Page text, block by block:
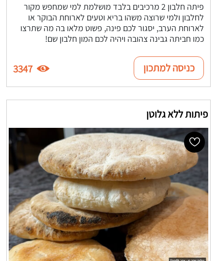
פיתה חלבון 2 מרכיבים בלבד מושלמת למי שמחפש מקור
לחלבון ולמי שרוצה משהו בריא וטעים לארוחת הבוקר או
לארוחת הערב, יסגור לכם פינה, פשוט מלאו בה מה שתרצו
כמו חביתה גבינה צהובה ויהיה לכם המון חלבון שם!
כניסה למתכון 3347
פיתות ללא גלוטן